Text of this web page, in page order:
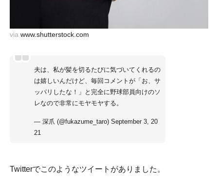
via www.shutterstock.com
夫は、私が髪を切るたびに気づいてくれるの
は嬉しいんだけど、毎回コメントが「お、サ
ッパリしたな！」と完全に野球部員向けのソ
レなので非常にモヤモヤする。
— 深爪 (@fukazume_taro) September 3, 20
21
Twitterでこのようなツイートがありました。